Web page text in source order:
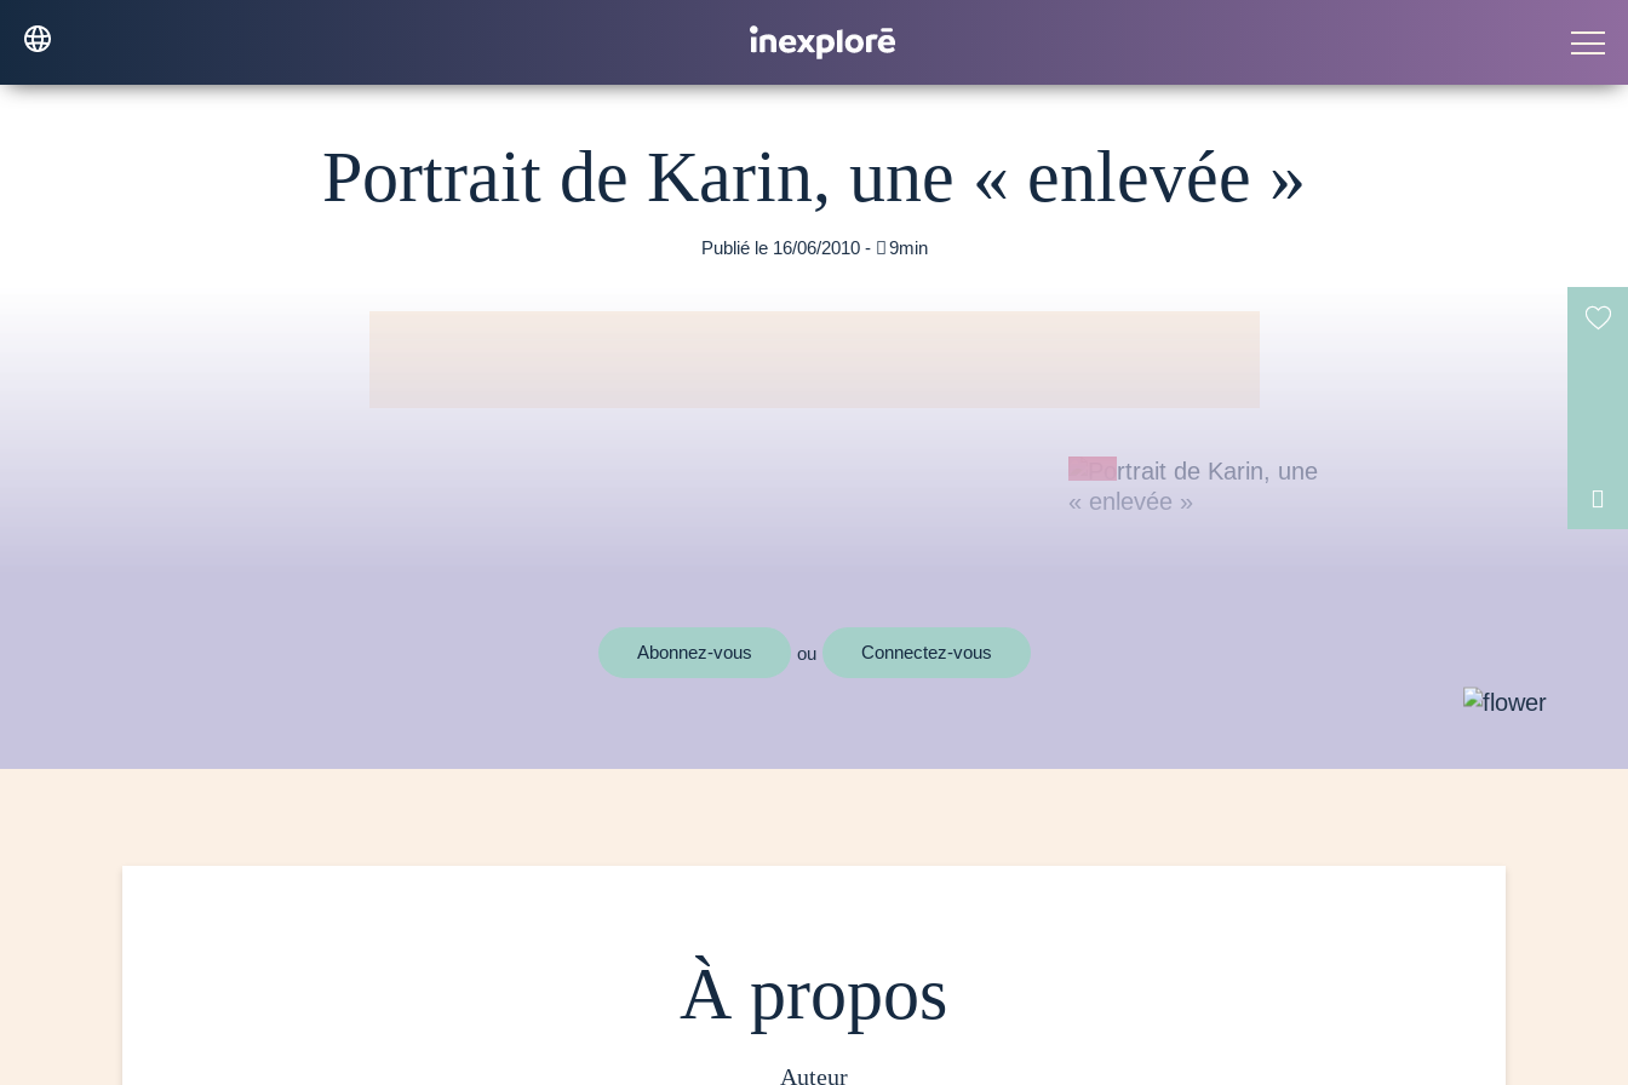
Portrait de Karin, une « enlevée »
Publié le 16/06/2010 - 9min

Abonnez-vous ou Connectez-vous
À propos
auteur